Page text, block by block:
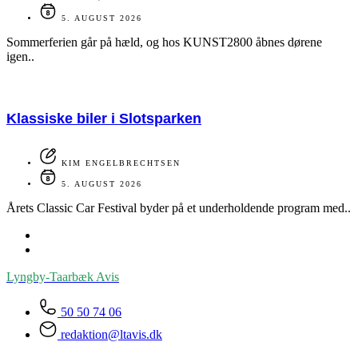
5. AUGUST 2026
Sommerferien går på hæld, og hos KUNST2800 åbnes dørene
igen..
Klassiske biler i Slotsparken
KIM ENGELBRECHTSEN
5. AUGUST 2026
Årets Classic Car Festival byder på et underholdende program med..
Lyngby-Taarbæk Avis
50 50 74 06
redaktion@ltavis.dk